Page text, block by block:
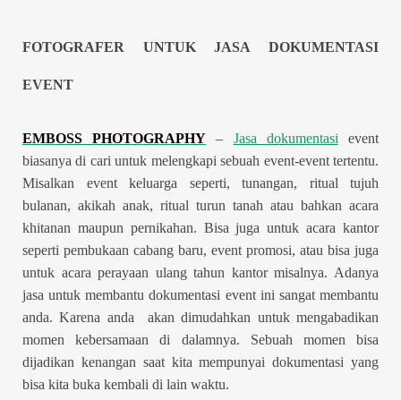
FOTOGRAFER UNTUK JASA DOKUMENTASI
EVENT
EMBOSS PHOTOGRAPHY – Jasa dokumentasi event
biasanya di cari untuk melengkapi sebuah event-event tertentu.
Misalkan event keluarga seperti, tunangan, ritual tujuh
bulanan, akikah anak, ritual turun tanah atau bahkan acara
khitanan maupun pernikahan. Bisa juga untuk acara kantor
seperti pembukaan cabang baru, event promosi, atau bisa juga
untuk acara perayaan ulang tahun kantor misalnya. Adanya
jasa untuk membantu dokumentasi event ini sangat membantu
anda. Karena anda akan dimudahkan untuk mengabadikan
momen kebersamaan di dalamnya. Sebuah momen bisa
dijadikan kenangan saat kita mempunyai dokumentasi yang
bisa kita buka kembali di lain waktu.